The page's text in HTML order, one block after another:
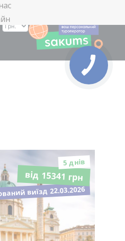
5 днiв
від 15341 грн
виїзд 22.03.2026